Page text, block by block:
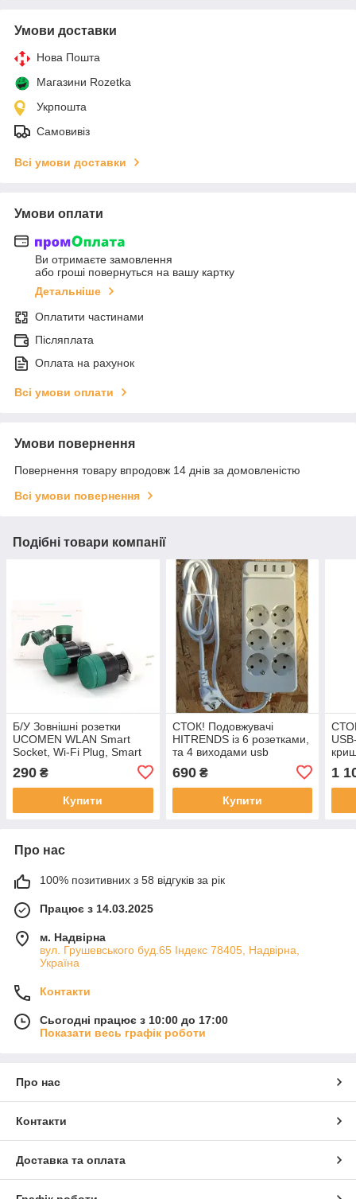
Умови доставки
Нова Пошта
Магазини Rozetka
Укрпошта
Самовивіз
Всі умови доставки
Умови оплати
Ви отримаєте замовлення
або гроші повернуться на вашу картку
Детальніше
Оплатити частинами
Післяплата
Оплата на рахунок
Всі умови оплати
Умови повернення
Повернення товару впродовж 14 днів за домовленістю
Всі умови повернення
Подібні товари компанії
Б/У Зовнішні розетки
UCOMEN WLAN Smart
Socket, Wi-Fi Plug, Smart
Google Home
290 ₴
Купити
СТОК! Подовжувачі
HITRENDS із 6 розетками,
та 4 виходами usb
690₴
Купити
1
Про нас
100% позитивних з 58 відгуків за рік
Працює з 14.03.2025
м. Надвірна
вул. Грушевського буд.65 Індекс 78405, Надвірна,
Україна
Контакти
Сьогодні працює з 10:00 до 17:00
Показати весь графік роботи
Про нас
Контакти
Доставка та оплата